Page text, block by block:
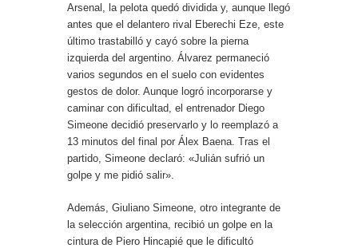
Arsenal, la pelota quedó dividida y, aunque llegó
antes que el delantero rival Eberechi Eze, este
último trastabilló y cayó sobre la pierna
izquierda del argentino. Álvarez permaneció
varios segundos en el suelo con evidentes
gestos de dolor. Aunque logró incorporarse y
caminar con dificultad, el entrenador Diego
Simeone decidió preservarlo y lo reemplazó a
13 minutos del final por Álex Baena. Tras el
partido, Simeone declaró: «Julián sufrió un
golpe y me pidió salir».
Además, Giuliano Simeone, otro integrante de
la selección argentina, recibió un golpe en la
cintura de Piero Hincapié que le dificultó